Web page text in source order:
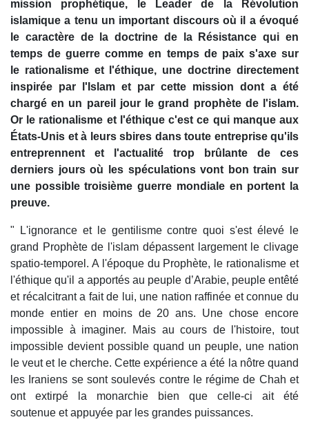
mission prophétique, le Leader de la Révolution
islamique a tenu un important discours où il a évoqué
le caractère de la doctrine de la Résistance qui en
temps de guerre comme en temps de paix s'axe sur
le rationalisme et l'éthique, une doctrine directement
inspirée par l'Islam et par cette mission dont a été
chargé en un pareil jour le grand prophète de l'islam.
Or le rationalisme et l'éthique c'est ce qui manque aux
États-Unis et à leurs sbires dans toute entreprise qu'ils
entreprennent et l'actualité trop brûlante de ces
derniers jours où les spéculations vont bon train sur
une possible troisième guerre mondiale en portent la
preuve.
" L'ignorance et le gentilisme contre quoi s'est élevé le
grand Prophète de l'islam dépassent largement le clivage
spatio-temporel. A l'époque du Prophète, le rationalisme et
l'éthique qu'il a apportés au peuple d’Arabie, peuple entêté
et récalcitrant a fait de lui, une nation raffinée et connue du
monde entier en moins de 20 ans. Une chose encore
impossible à imaginer. Mais au cours de l'histoire, tout
impossible devient possible quand un peuple, une nation
le veut et le cherche. Cette expérience a été la nôtre quand
les Iraniens se sont soulevés contre le régime de Chah et
ont extirpé la monarchie bien que celle-ci ait été
soutenue et appuyée par les grandes puissances.